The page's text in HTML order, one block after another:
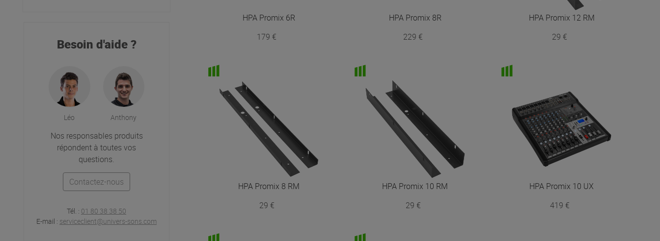
Besoin d'aide ?
Léo Anthony
Nos responsables produits
répondent à toutes vos
questions.
Contactez-nous
Tél. : 01 80 38 38 50
E-mail : serviceclient@univers-sons.com
HPA Promix 6R
179 €
HPA Promix 8R
229 €
HPA Promix 12 RM
29 €
HPA Promix 8 RM
29 €
HPA Promix 10 RM
29 €
HPA Promix 10 UX
419 €